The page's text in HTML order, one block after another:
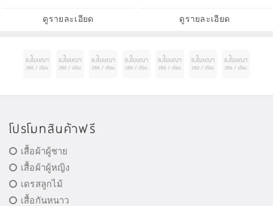
ดูรายละเอียด ดูรายละเอียด
โปรโมทสินค้าฟรี
เสื้อผ้าผู้ชาย
เสื้อผ้าผู้หญิง
เดรสลูกไม้
เสื้อกันหนาว